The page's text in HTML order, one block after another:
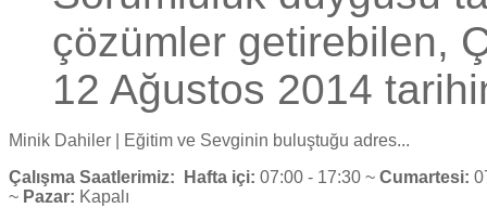
çözümler getirebilen,
12 Ağustos 2014
Minik Dahiler | Eğitim ve Sevginin buluştuğu adres...
Çalışma Saatlerimiz:
Hafta içi: 07:00 - 17:30 ~ Cumartesi:
~ Pazar: Kapalı